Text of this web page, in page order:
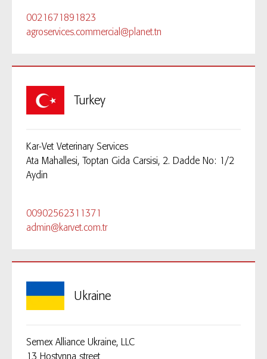
0021671891823
agroservices.commercial@planet.tn
Turkey
Kar-Vet Veterinary Services
Ata Mahallesi, Toptan Gida Carsisi, 2. Dadde No: 1/2
Aydin
00902562311371
admin@karvet.com.tr
Ukraine
Semex Alliance Ukraine, LLC
13 Hostynna street